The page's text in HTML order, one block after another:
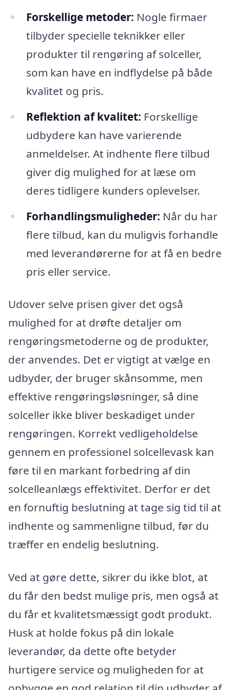
Forskellige metoder: Nogle firmaer
tilbyder specielle teknikker eller
produkter til rengøring af solceller,
som kan have en indflydelse på både
kvalitet og pris.
Reflektion af kvalitet: Forskellige
udbydere kan have varierende
anmeldelser. At indhente flere tilbud
giver dig mulighed for at læse om
deres tidligere kunders oplevelser.
Forhandlingsmuligheder: Når du har
flere tilbud, kan du muligvis forhandle
med leverandørerne for at få en bedre
pris eller service.
Udover selve prisen giver det også
mulighed for at drøfte detaljer om
rengøringsmetoderne og de produkter,
der anvendes. Det er vigtigt at vælge en
udbyder, der bruger skånsomme, men
effektive rengøringsløsninger, så dine
solceller ikke bliver beskadiget under
rengøringen. Korrekt vedligeholdelse
gennem en professionel solcellevask kan
føre til en markant forbedring af din
solcelleanlægs effektivitet. Derfor er det
en fornuftig beslutning at tage sig tid til at
indhente og sammenligne tilbud, før du
træffer en endelig beslutning.
Ved at gøre dette, sikrer du ikke blot, at
du får den bedst mulige pris, men også at
du får et kvalitetsmæssigt godt produkt.
Husk at holde fokus på din lokale
leverandør, da dette ofte betyder
hurtigere service og muligheden for at